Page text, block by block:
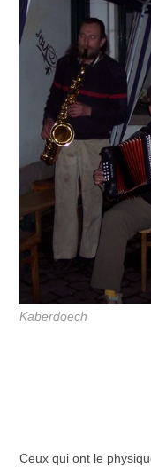
Kaberdoech
Ceux qui ont le